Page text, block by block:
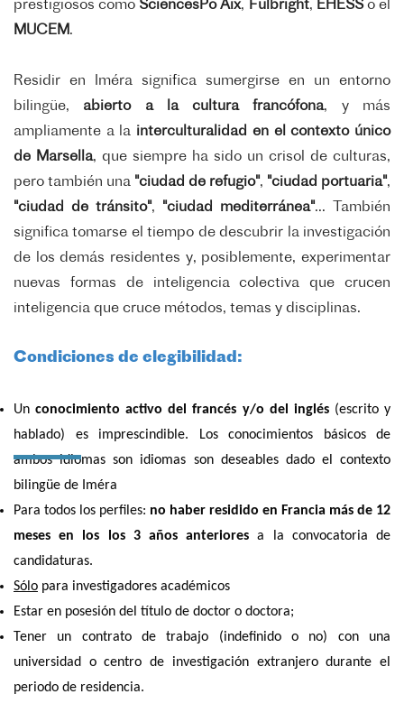
prestigiosos como SciencesPo Aix, Fulbright, EHESSo el
MUCEM.
Residir en Iméra significa sumergirse en un entorno
bilingüe, abierto a la cultura francófona, y más
ampliamente a la interculturalidad en el contexto único
de Marsella, que siempre ha sido un crisol de culturas,
pero también una "ciudad de refugio", "ciudad portuaria",
"ciudad de tránsito", "ciudad mediterránea"... También
significa tomarse el tiempo de descubrir la investigación
de los demás residentes y, posiblemente, experimentar
nuevas formas de inteligencia colectiva que crucen
inteligencia que cruce métodos, temas y disciplinas.
Condiciones de elegibilidad:
Unconocimiento activo del francés y/o del inglés (escrito y
hablado) es imprescindible. Los conocimientos básicos de
ambos idiomas son idiomas son deseables dado el contexto
bilingüe de Iméra
Para todos los perfiles: no haber residido en Francia más de 12
meses en los los 3 años anteriores a la convocatoria de
candidaturas.
Sólo para investigadores académicos
Estar en posesión del título de doctor o doctora;
Tener un contrato de trabajo (indefinido o no) con una
universidad o centro de investigación extranjero durante el
periodo de residencia.